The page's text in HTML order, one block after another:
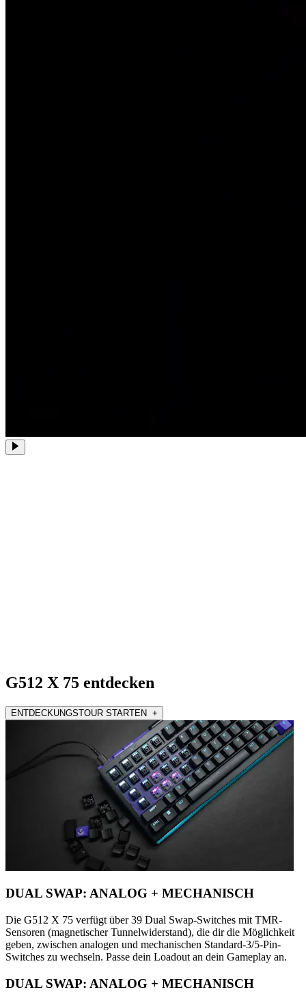
G512 X 75 entdecken
ENTDECKUNGSTOUR STARTEN +
DUAL SWAP: ANALOG + MECHANISCH
Die G512 X 75 verfügt über 39 Dual Swap-Switches mit TMR-
Sensoren (magnetischer Tunnelwiderstand), die dir die Möglichkeit
geben, zwischen analogen und mechanischen Standard-3/5-Pin-
Switches zu wechseln. Passe dein Loadout an dein Gameplay an.
DUAL SWAP: ANALOG + MECHANISCH